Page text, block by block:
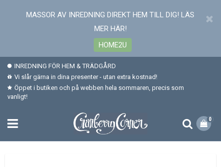
MASSOR AV INREDNING DIREKT HEM TILL DIG! LÄS
MER HÄR!
HOME2U
INREDNING FÖR HEM & TRÄDGÅRD
Vi slår gärna in dina presenter - utan extra kostnad!
Öppet i butiken och på webben hela sommaren, precis som
vanligt!
0